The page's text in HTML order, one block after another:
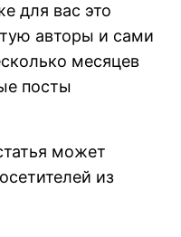
для вас это
авторы и сами
месяцев
посты
может
из